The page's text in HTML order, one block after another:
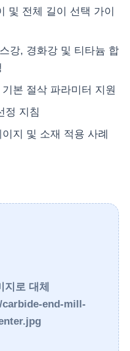
및 전체 길이 선택 가이
강, 경화강 및 티타늄 합
본 절삭 파라미터 지원
정 지침
지 및 소재 적용 사례
지로 대체
end-mill-